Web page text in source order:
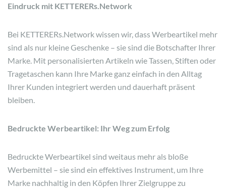
Eindruck mit KETTERERs.Network
Bei KETTERERs.Network wissen wir, dass Werbeartikel mehr
sind als nur kleine Geschenke – sie sind die Botschafter Ihrer
Marke. Mit personalisierten Artikeln wie Tassen, Stiften oder
Tragetaschen kann Ihre Marke ganz einfach in den Alltag
Ihrer Kunden integriert werden und dauerhaft präsent
bleiben.
Bedruckte Werbeartikel: Ihr Weg zum Erfolg
Bedruckte Werbeartikel sind weitaus mehr als bloße
Werbemittel – sie sind ein effektives Instrument, um Ihre
Marke nachhaltig in den Köpfen Ihrer Zielgruppe zu